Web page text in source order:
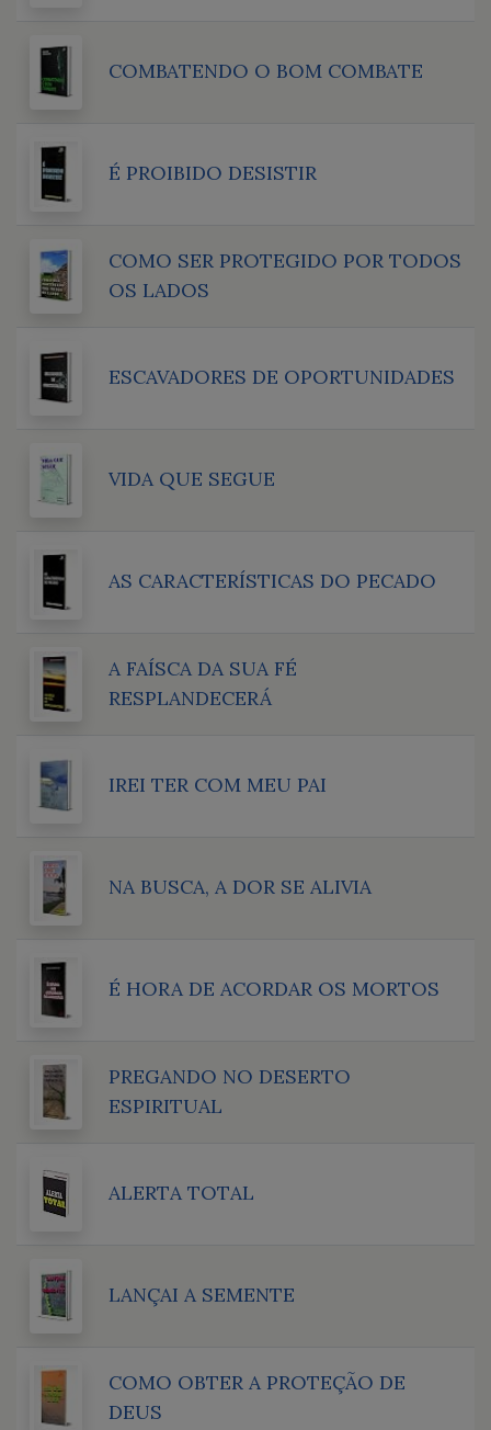
COMBATENDO O BOM COMBATE
É PROIBIDO DESISTIR
COMO SER PROTEGIDO POR TODOS
OS LADOS
ESCAVADORES DE OPORTUNIDADES
VIDA QUE SEGUE
AS CARACTERÍSTICAS DO PECADO
A FAÍSCA DA SUA FÉ
RESPLANDECERÁ
IREI TER COM MEU PAI
NA BUSCA, A DOR SE ALIVIA
É HORA DE ACORDAR OS MORTOS
PREGANDO NO DESERTO
ESPIRITUAL
ALERTA TOTAL
LANÇAI A SEMENTE
COMO OBTER A PROTEÇÃO DE
DEUS